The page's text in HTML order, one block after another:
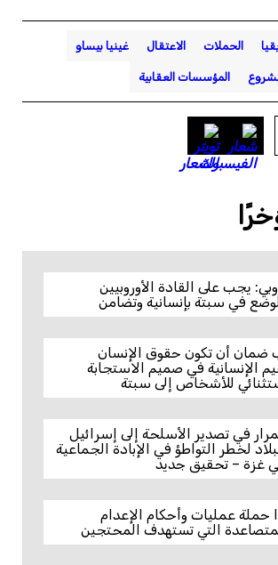
الحملات الاعتقال غينيا بيساو
المؤسسات العقابية
يجب على القادة الأوروبيين
في سبتة بإنسانية وتضامن
ضمان أن تكون حقوق الإنسان
الإنسانية في صميم الاستجابة
للأشخاص إلى سبتة
في تصدير الأسلحة إلى إسرائيل
لخطر التواطؤ في الإبادة الجماعية
غزة – تحقيق جديد
حملة عمليات وأحكام الإعدام
التي تستهدف المحتجين